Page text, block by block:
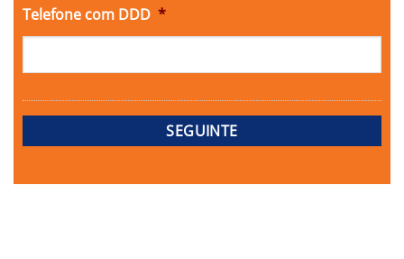
Telefone com DDD *